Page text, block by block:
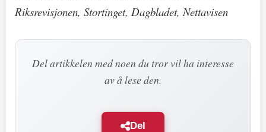
Riksrevisjonen, Stortinget, Dagbladet, Nettavisen
Del artikkelen med noen du tror vil ha interesse
av å lese den.
Del